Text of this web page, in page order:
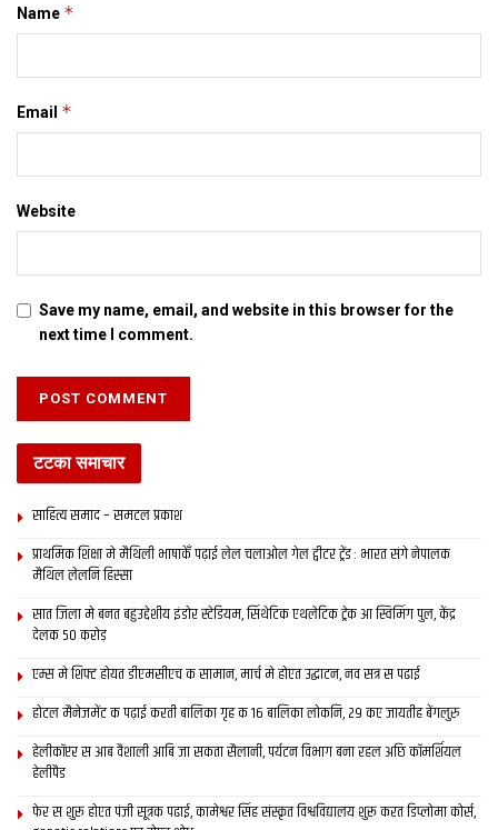
Name *
Email *
Website
Save my name, email, and website in this browser for the
next time I comment.
टटका समाचार
साहित्य समाद – समटल प्रकाश
प्राथमिक शि‍क्षा मे मैथि‍ली भाषाकेँ पढ़ाई लेल चलाओल गेल ट्वीटर ट्रेंड : भारत संगे नेपालक
मैथिल लेलनि हिस्सा
सात जिला मे बनत बहुउद्देशीय इंडोर स्‍टेडि‍यम, सिंथेटिक एथलेटिक ट्रेक आ स्विमिंग पुल, केंद्र
देलक 50 करोड़
एम्स मे शिफ्ट होयत डीएमसीएच क सामान, मार्च मे होएत उद्घाटन, नव सत्र स पढाई
होटल मैनेजमेंट क पढ़ाई करती बालिका गृह क 16 बालिका लोकनि, 29 कए जायतीह बेंगलुरु
हेलीकॉप्टर स आब वैशाली आबि जा सकता सैलानी, पर्यटन विभाग बना रहल अछि कॉमर्शियल
हेलीपैड
फेर स शुरू होएत पंजी सूत्रक पढाई, कामेश्वर सिंह संस्कृत विश्वविद्यालय शुरू करत डिप्लोमा कोर्स,